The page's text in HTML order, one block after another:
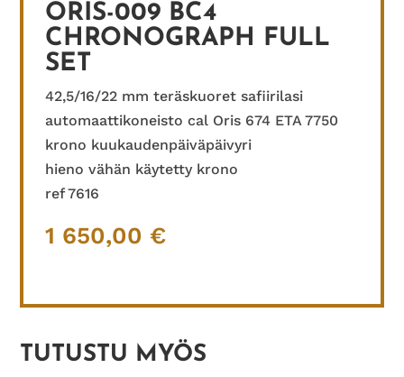
ORIS-009 BC4
CHRONOGRAPH FULL
SET
42,5/16/22 mm teräskuoret safiirilasi
automaattikoneisto cal Oris 674 ETA 7750
krono kuukaudenpäiväpäivyri
hieno vähän käytetty krono
ref 7616
1 650,00 €
TUTUSTU MYÖS